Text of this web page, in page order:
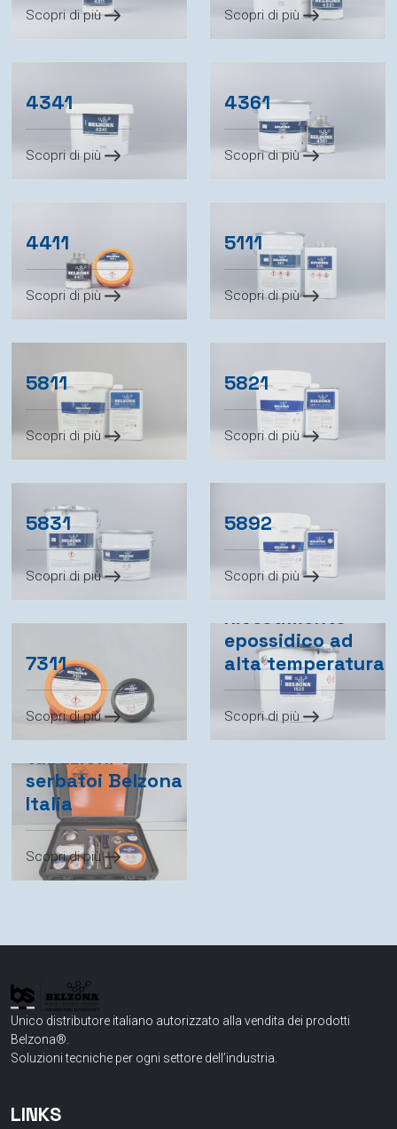
Scopri di più Scopri di più
4341
Scopri di più
4361
Scopri di più
4411
Scopri di più
5111
Scopri di più
5811
Scopri di più
5821
Scopri di più
5831
Scopri di più
5892
Scopri di più
7311
Scopri di più
Belzona 1523
Rivestimento
epossidico ad
alta temperatura
Scopri di più
Kit di riparazione
d'emergenza
tubazioni e
serbatoi Belzona
Italia
Scopri di più
Unico distributore italiano autorizzato alla vendita dei prodotti
Belzona®.
Soluzioni tecniche per ogni settore dell’industria.
LINKS